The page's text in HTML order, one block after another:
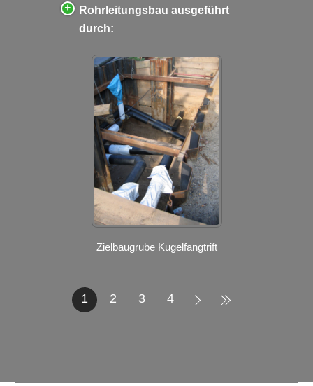
Rohrleitungsbau ausgeführt
durch:
Zielbaugrube Kugelfangtrift
1 2 3 4